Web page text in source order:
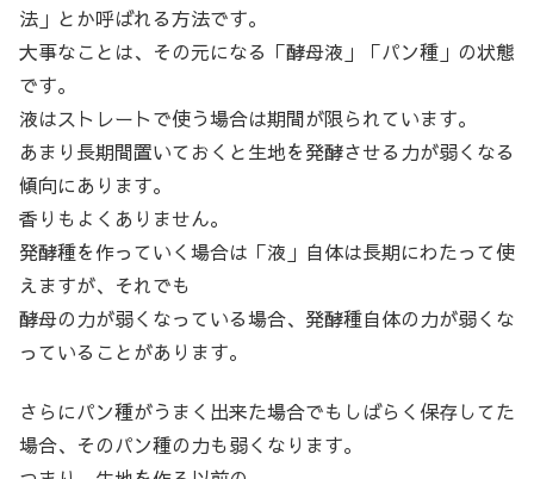
法」とか呼ばれる方法です。
大事なことは、その元になる「酵母液」「パン種」の状態
です。
液はストレートで使う場合は期間が限られています。
あまり長期間置いておくと生地を発酵させる力が弱くなる
傾向にあります。
香りもよくありません。
発酵種を作っていく場合は「液」自体は長期にわたって使
えますが、それでも
酵母の力が弱くなっている場合、発酵種自体の力が弱くな
っていることがあります。
さらにパン種がうまく出来た場合でもしばらく保存してた
場合、そのパン種の力も弱くなります。